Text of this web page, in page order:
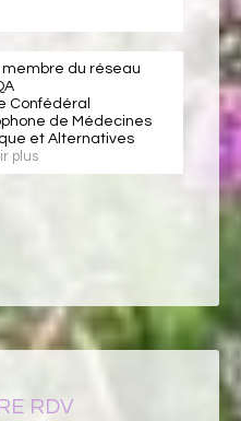
membre du réseau
Confédéral
de Médecines
et Alternatives
plus
RDV